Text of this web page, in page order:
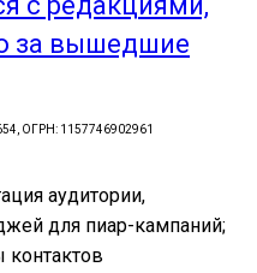
за вышедшие
ОГРН: 1157746902961
аудитории,
для пиар-кампаний;
контактов